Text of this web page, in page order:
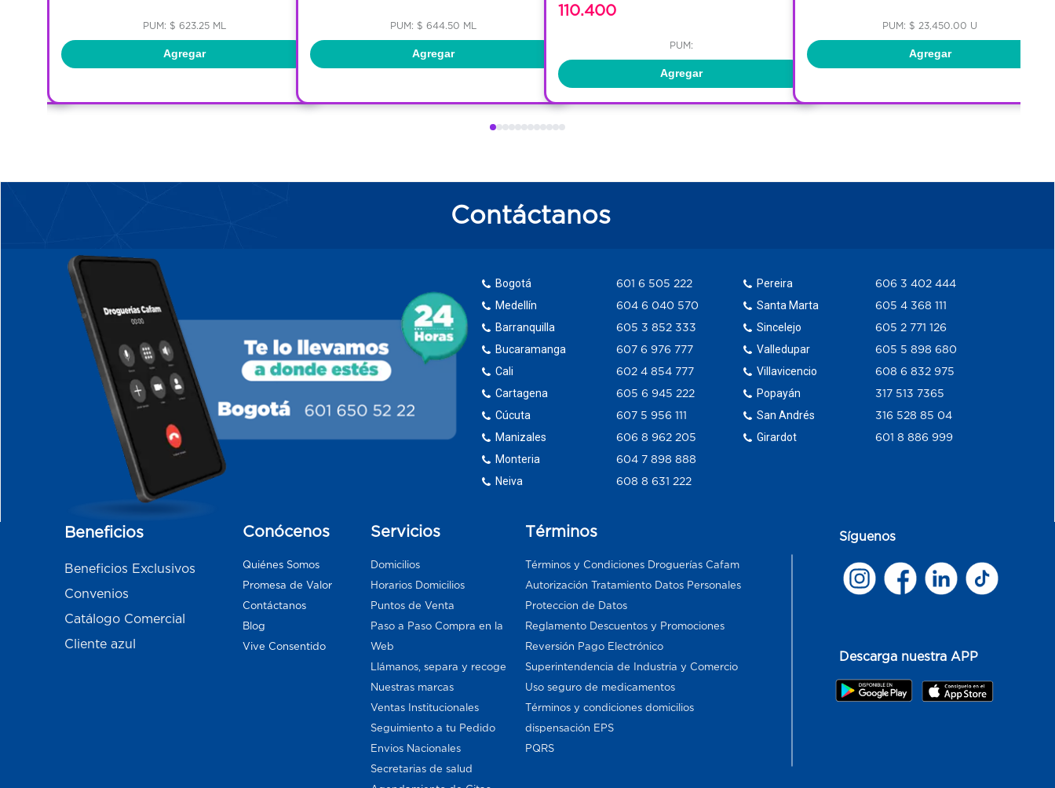
PUM: $ 623.25 ML
Agregar
PUM: $ 644.50 ML
Agregar
110.400
PUM:
Agregar
PUM: $ 23,450.00 U
Agregar
Contáctanos
Bogotá
Medellín
Barranquilla
Bucaramanga
Cali
Cartagena
Cúcuta
Manizales
Monteria
Neiva
601 6 505 222
604 6 040 570
605 3 852 333
607 6 976 777
602 4 854 777
605 6 945 222
607 5 956 111
606 8 962 205
604 7 898 888
608 8 631 222
Pereira
Santa Marta
Sincelejo
Valledupar
Villavicencio
Popayán
San Andrés
Girardot
606 3 402 444
605 4 368 111
605 2 771 126
605 5 898 680
608 6 832 975
317 513 7365
316 528 85 04
601 8 886 999
Beneficios
Beneficios Exclusivos
Convenios
Catálogo Comercial
Cliente azul
Conócenos
Quiénes Somos
Promesa de Valor
Contáctanos
Blog
Vive Consentido
Servicios
Domicilios
Horarios Domicilios
Puntos de Venta
Paso a Paso Compra en la
Web
Llámanos, separa y recoge
Nuestras marcas
Ventas Institucionales
Seguimiento a tu Pedido
Envios Nacionales
Secretarias de salud
Términos
Términos y Condiciones Droguerías Cafam
Autorización Tratamiento Datos Personales
Proteccion de Datos
Reglamento Descuentos y Promociones
Reversión Pago Electrónico
Superintendencia de Industria y Comercio
Uso seguro de medicamentos
Términos y condiciones domicilios
dispensación EPS
PQRS
Síguenos
Descarga nuestra APP